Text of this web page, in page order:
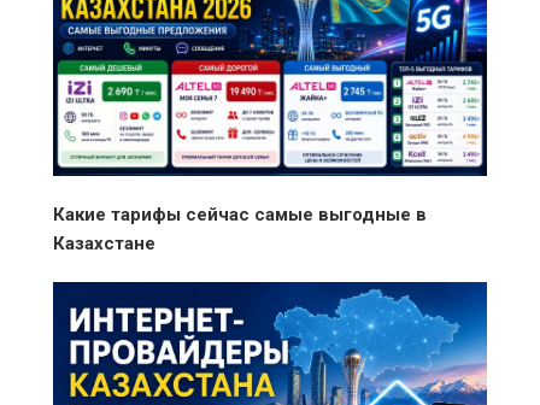
Какие тарифы сейчас самые выгодные в
Казахстане